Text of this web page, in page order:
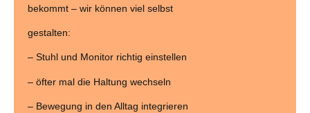
bekommt – wir können viel selbst
gestalten:
– Stuhl und Monitor richtig einstellen
– öfter mal die Haltung wechseln
– Bewegung in den Alltag integrieren